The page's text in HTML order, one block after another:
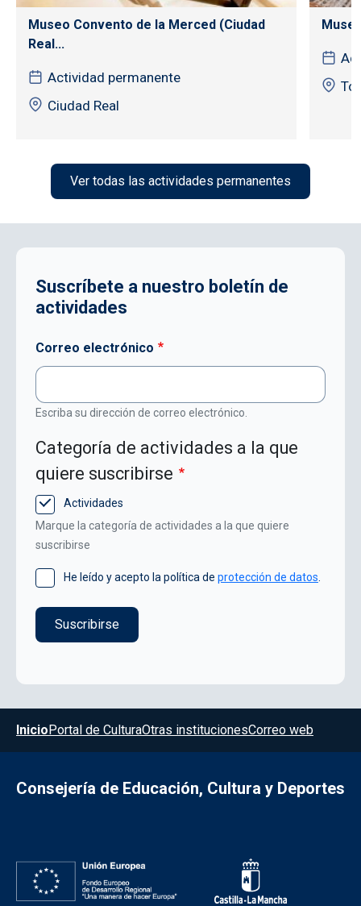
Museo Convento de la Merced (Ciudad
Real...
Actividad permanente
Ciudad Real
Ver todas las actividades permanentes
Suscríbete a nuestro boletín de
actividades
Correo electrónico
Escriba su dirección de correo electrónico.
Categoría de actividades a la que
quiere suscribirse
Actividades
Marque la categoría de actividades a la que quiere
suscribirse
He leído y acepto la política de protección de datos
Menú del pie
InicioPortal de CulturaOtras institucionesCorreo web
Consejería de Educación, Cultura y Deportes